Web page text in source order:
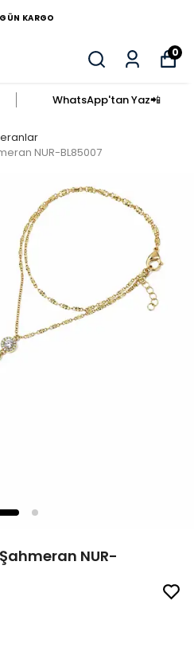
KARGO
0
WhatsApp'tan Yaz​📲​
NUR-BL85007
NUR-